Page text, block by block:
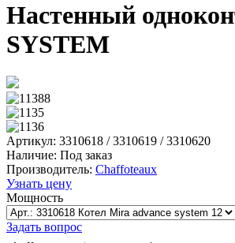
Настенный
SYSTEM
Артикул: 3310618 / 3310619 / 3310620
Наличие: Под заказ
Производитель: Chaffoteaux
Узнать цену
Мощность
Задать вопрос